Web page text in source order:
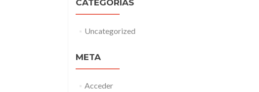
CATEGORÍAS
Uncategorized
META
Acceder